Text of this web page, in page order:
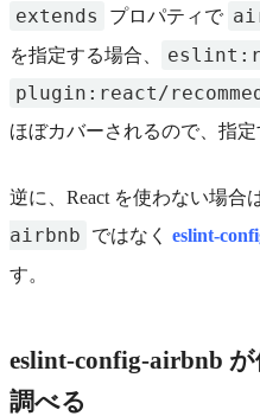
extends プロパティで
を指定する場合、
plugin:react/
ほぼカバーされるので、指定
逆に、React を使わない場合
airbnb
ではなく eslint-
す。
eslint-config-airbnb
調べる